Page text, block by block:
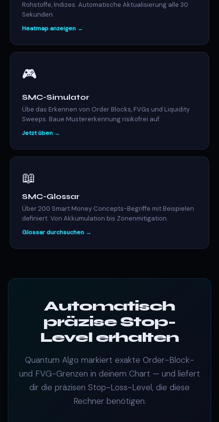
Rohstoffe, Indizes. Automatische Aktualisierung alle 30
Sekunden.
Heatmap anzeigen →
🎮
SMC-Simulator
Übe das Erkennen von Order Blocks, FVGs und Liquidity
Sweeps. Baue Mustererkennung risikofrei auf.
Jetzt üben →
📖
SMC-Glossar
Über 200 Smart Money Concepts-Begriffe mit Beispielen
definiert. Von Akkumulation bis Zonenmitigation.
Glossar durchsuchen →
Automatisch
präzise Stop-
Level erhalten
Quantum Algo markiert exakte Order-Block-
und FVG-Grenzen in deinem Chart — und liefert
dir die präzisen Stop-Loss-Level, die diese
Rechner benötigen.